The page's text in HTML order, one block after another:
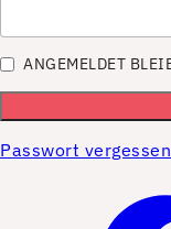
ANGEMELDET
Passwort